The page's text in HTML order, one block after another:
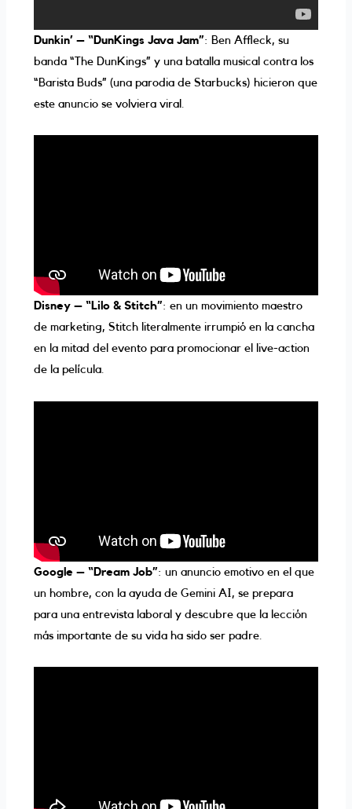
Dunkin’ – “DunKings Java Jam”: Ben Affleck, su
banda “The DunKings” y una batalla musical contra los
“Barista Buds” (una parodia de Starbucks) hicieron que
este anuncio se volviera viral.
Disney – “Lilo & Stitch”: en un movimiento maestro
de marketing, Stitch literalmente irrumpió en la cancha
en la mitad del evento para promocionar el live-action
de la película.
Google – “Dream Job”: un anuncio emotivo en el que
un hombre, con la ayuda de Gemini AI, se prepara
para una entrevista laboral y descubre que la lección
más importante de su vida ha sido ser padre.